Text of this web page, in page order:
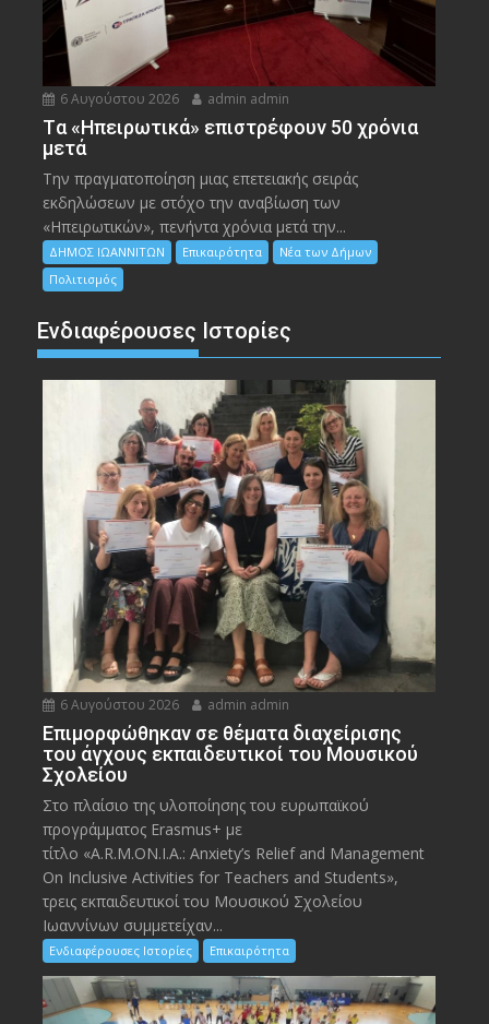
6 Αυγούστου 2026 admin admin
Tα «Ηπειρωτικά» επιστρέφουν 50 χρόνια
μετά
Την πραγματοποίηση μιας επετειακής σειράς
εκδηλώσεων με στόχο την αναβίωση των
«Ηπειρωτικών», πενήντα χρόνια μετά την...
ΔΗΜΟΣ ΙΩΑΝΝΙΤΩΝ Επικαιρότητα
Νέα των Δήμων
Πολιτισμός
Ενδιαφέρουσες Ιστορίες
6 Αυγούστου 2026 admin admin
Eπιμορφώθηκαν σε θέματα διαχείρισης
του άγχους εκπαιδευτικοί του Μουσικού
Σχολείου
Στο πλαίσιο της υλοποίησης του ευρωπαϊκού
προγράμματος Erasmus+ με
τίτλο «A.R.M.ON.I.A.: Anxiety’s Relief and Management
On Inclusive Activities for Teachers and Students»,
τρεις εκπαιδευτικοί του Μουσικού Σχολείου
Ιωαννίνων συμμετείχαν...
Ενδιαφέρουσες Ιστορίες Επικαιρότητα